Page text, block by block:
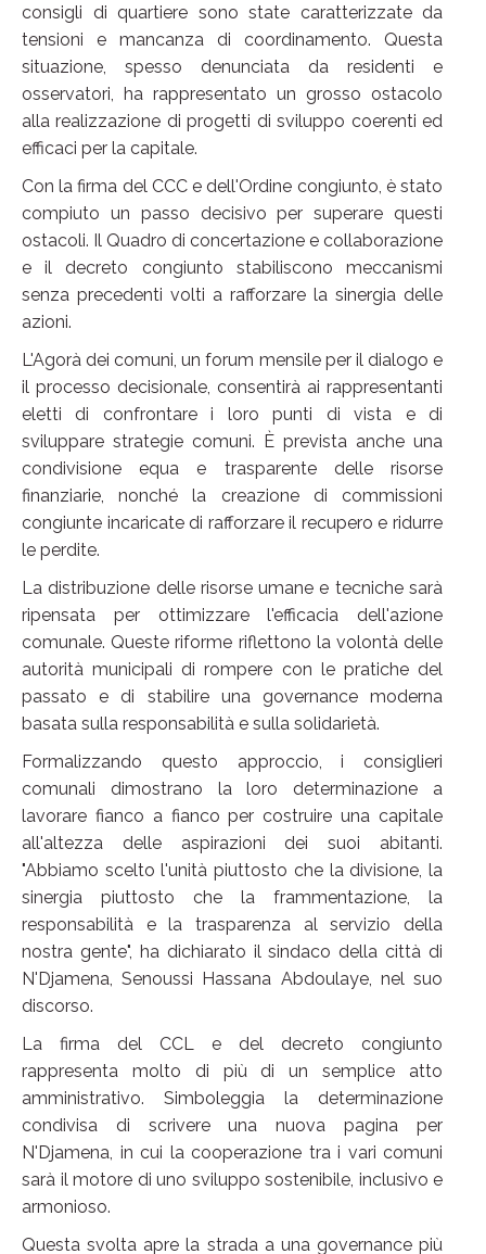
consigli di quartiere sono state caratterizzate da
tensioni e mancanza di coordinamento. Questa
situazione, spesso denunciata da residenti e
osservatori, ha rappresentato un grosso ostacolo
alla realizzazione di progetti di sviluppo coerenti ed
efficaci per la capitale.
Con la firma del CCC e dell'Ordine congiunto, è stato
compiuto un passo decisivo per superare questi
ostacoli. Il Quadro di concertazione e collaborazione
e il decreto congiunto stabiliscono meccanismi
senza precedenti volti a rafforzare la sinergia delle
azioni.
L'Agorà dei comuni, un forum mensile per il dialogo e
il processo decisionale, consentirà ai rappresentanti
eletti di confrontare i loro punti di vista e di
sviluppare strategie comuni. È prevista anche una
condivisione equa e trasparente delle risorse
finanziarie, nonché la creazione di commissioni
congiunte incaricate di rafforzare il recupero e ridurre
le perdite.
La distribuzione delle risorse umane e tecniche sarà
ripensata per ottimizzare l'efficacia dell'azione
comunale. Queste riforme riflettono la volontà delle
autorità municipali di rompere con le pratiche del
passato e di stabilire una governance moderna
basata sulla responsabilità e sulla solidarietà.
Formalizzando questo approccio, i consiglieri
comunali dimostrano la loro determinazione a
lavorare fianco a fianco per costruire una capitale
all'altezza delle aspirazioni dei suoi abitanti.
"Abbiamo scelto l'unità piuttosto che la divisione, la
sinergia piuttosto che la frammentazione, la
responsabilità e la trasparenza al servizio della
nostra gente", ha dichiarato il sindaco della città di
N'Djamena, Senoussi Hassana Abdoulaye, nel suo
discorso.
La firma del CCL e del decreto congiunto
rappresenta molto di più di un semplice atto
amministrativo. Simboleggia la determinazione
condivisa di scrivere una nuova pagina per
N'Djamena, in cui la cooperazione tra i vari comuni
sarà il motore di uno sviluppo sostenibile, inclusivo e
armonioso.
Questa svolta apre la strada a una governance più